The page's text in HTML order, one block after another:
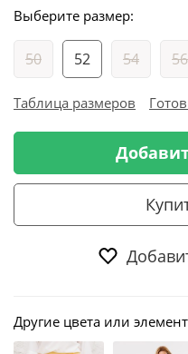
Выберите размер:
50 52 54 56
Таблица размеров
Другие цвета или